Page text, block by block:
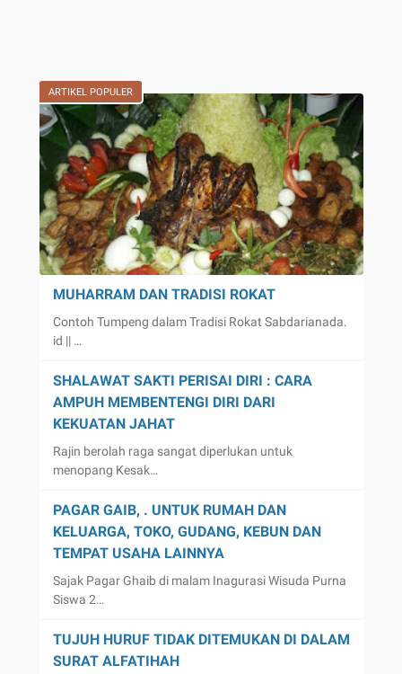
ARTIKEL POPULER
MUHARRAM DAN TRADISI ROKAT
Contoh Tumpeng dalam Tradisi Rokat Sabdarianada.
id || …
SHALAWAT SAKTI PERISAI DIRI : CARA
AMPUH MEMBENTENGI DIRI DARI
KEKUATAN JAHAT
Rajin berolah raga sangat diperlukan untuk
menopang Kesak…
PAGAR GAIB, . UNTUK RUMAH DAN
KELUARGA, TOKO, GUDANG, KEBUN DAN
TEMPAT USAHA LAINNYA
Sajak Pagar Ghaib di malam Inagurasi Wisuda Purna
Siswa 2…
TUJUH HURUF TIDAK DITEMUKAN DI DALAM
SURAT ALFATIHAH